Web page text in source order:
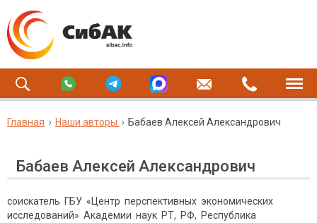
Главная Наши авторы Бабаев Алексей Александрович
Бабаев Алексей Александрович
соискатель ГБУ «Центр перспективных экономических
исследований» Академии наук РТ, РФ, Республика